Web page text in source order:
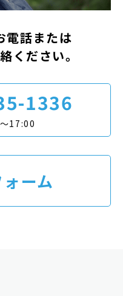
電話または
ください。
1336
17:00
ーム